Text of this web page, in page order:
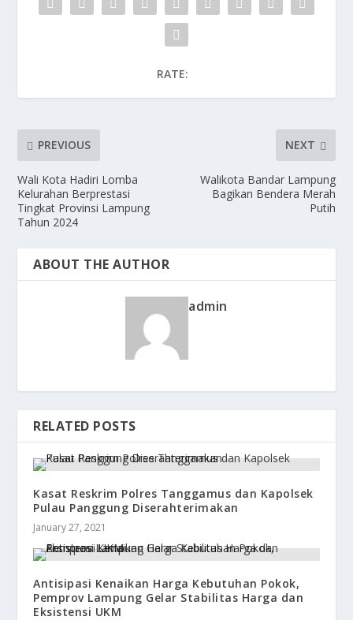
RATE:
PREVIOUS
Wali Kota Hadiri Lomba
Kelurahan Berprestasi
Tingkat Provinsi Lampung
Tahun 2024
NEXT
Walikota Bandar Lampung
Bagikan Bendera Merah
Putih
ABOUT THE AUTHOR
admin
RELATED POSTS
Kasat Reskrim Polres Tanggamus dan Kapolsek
Pulau Panggung Diserahterimakan
January 27, 2021
Antisipasi Kenaikan Harga Kebutuhan Pokok,
Pemprov Lampung Gelar Stabilitas Harga dan
Eksistensi UKM